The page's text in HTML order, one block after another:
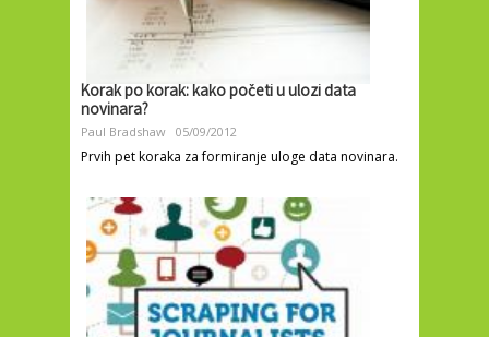
Korak po korak: kako početi u ulozi data
novinara?
Paul Bradshaw 05/09/2012
Prvih pet koraka za formiranje uloge data novinara.